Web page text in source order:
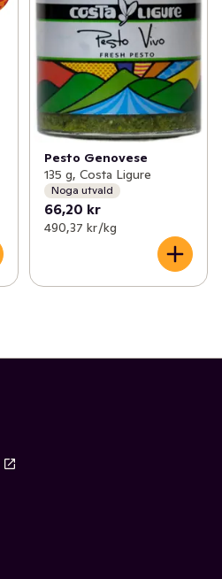
Pesto Genovese
135 g, Costa Ligure
Noga utvald
66,20 kr
490,37 kr /kg